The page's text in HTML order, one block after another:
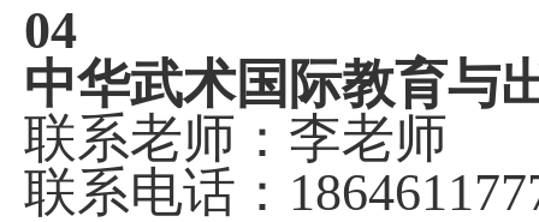
04
中华武术国际教育与
联系老师：李老师
联系电话：